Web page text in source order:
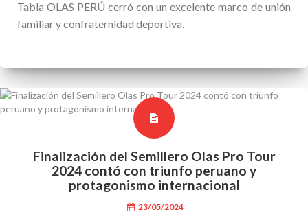
Tabla OLAS PERÚ cerró con un excelente marco de unión
familiar y confraternidad deportiva.
Finalización del Semillero Olas Pro Tour
2024 contó con triunfo peruano y
protagonismo internacional
23/05/2024